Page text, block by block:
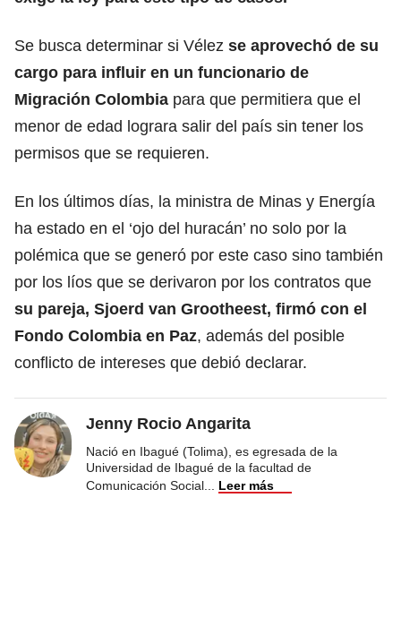
Se busca determinar si Vélez se aprovechó de su
cargo para influir en un funcionario de
Migración Colombia para que permitiera que el
menor de edad lograra salir del país sin tener los
permisos que se requieren.
En los últimos días, la ministra de Minas y Energía
ha estado en el ‘ojo del huracán’ no solo por la
polémica que se generó por este caso sino también
por los líos que se derivaron por los contratos que
su pareja, Sjoerd van Grootheest, firmó con el
Fondo Colombia en Paz, además del posible
conflicto de intereses que debió declarar.
Jenny Rocio Angarita
Nació en Ibagué (Tolima), es egresada de la
Universidad de Ibagué de la facultad de
Comunicación Social
Leer más